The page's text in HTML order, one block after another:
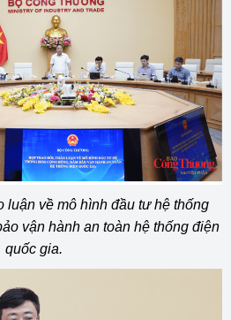
luận về mô hình đầu tư hệ thống
vận hành an toàn hệ thống điện
quốc gia.